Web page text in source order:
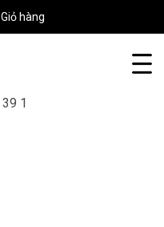
Giỏ hàng